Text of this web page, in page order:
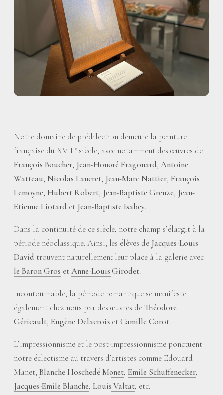
Notre domaine de prédilection demeure la peinture
française du XVIIIe siècle, avec notamment des œuvres de
François Boucher, Jean-Honoré Fragonard, Antoine
Watteau, Nicolas Lancret, Jean-Marc Nattier, François
Lemoyne, Hubert Robert, Jean-Baptiste Greuze, Jean-
Etienne Liotard et Jean-Baptiste Isabey.
Dans la continuité de ce siècle, notre champ s’élargit à la
période néoclassique. Ainsi, les élèves de Jacques-Louis
David trouvent naturellement leur place à la galerie avec
le Baron Gros etAnne-Louis Girodet.
Incontournable, la période romantique se manifeste
également chez nous par des œuvres deThéodore
Géricault, Eugène Delacroix etCamille Corot.
L’impressionnisme et le post-impressionnisme ponctuent
notre éclectisme au travers d’artistes comme Edouard
Manet, Blanche Hoschedé Monet, Emile Schuffenecker,
Jacques-Emile Blanche, Louis Valtat, etc.